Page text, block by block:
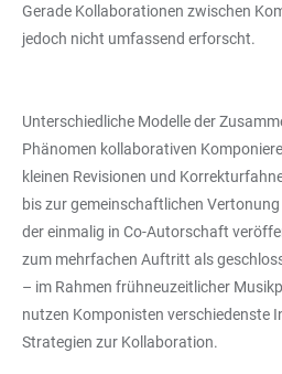
Gerade Kollaborationen zwischen
jedoch nicht umfassend erforscht.
Unterschiedliche Modelle der
Phänomen kollaborativen
kleinen Revisionen und
bis zur gemeinschaftlichen
der einmalig in Co-Autorschaft
zum mehrfachen Auftritt als
– im Rahmen frühneuzeitlicher
nutzen Komponisten verschiedenste
Strategien zur Kollaboration.